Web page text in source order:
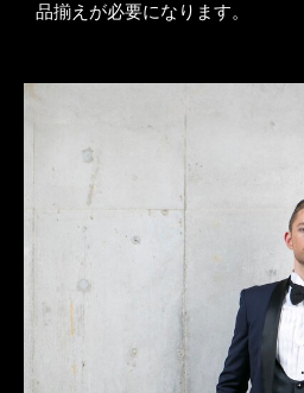
品揃えが必要になります。